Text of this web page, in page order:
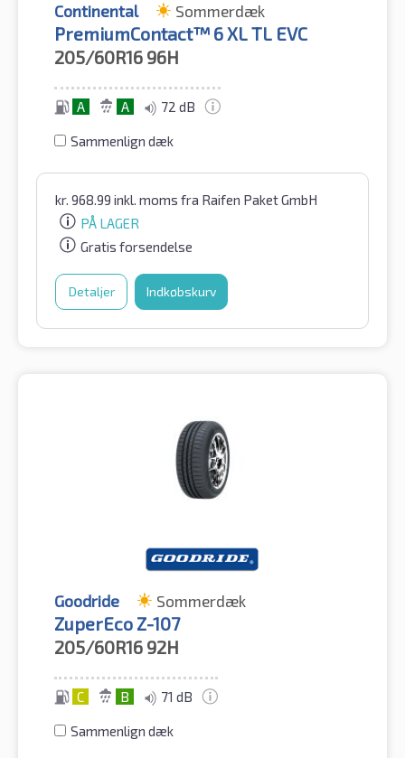
Continental Sommerdæk
PremiumContact™ 6 XL TL EVC
205/60R16 96H
A A 72 dB
Sammenlign dæk
kr. 968.99 inkl. moms fra Raifen Paket GmbH
PÅ LAGER
Gratis forsendelse
Detaljer Indkøbskurv
Goodride Sommerdæk
ZuperEco Z-107
205/60R16 92H
C B 71 dB
Sammenlign dæk